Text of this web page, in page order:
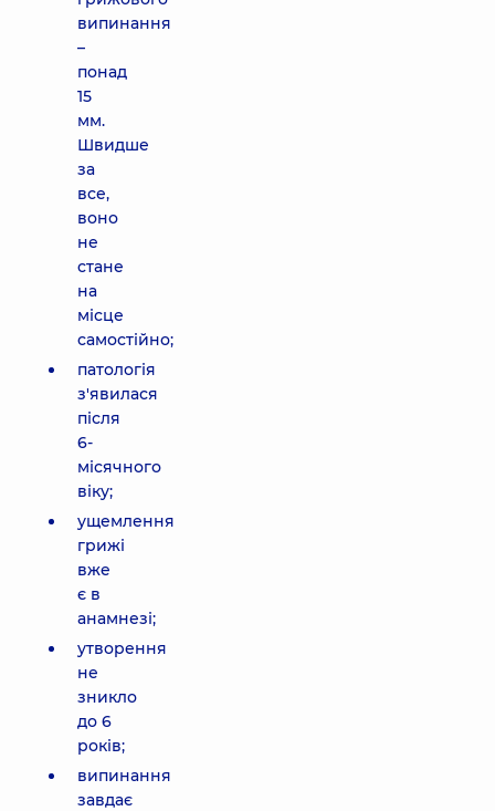
випинання
–
понад
15
мм.
Швидше
за
все,
воно
не
стане
на
місце
самостійно;
патологія
з'явилася
після
6-
місячного
віку;
ущемлення
грижі
вже
є в
анамнезі;
утворення
не
зникло
до 6
років;
випинання
завдає